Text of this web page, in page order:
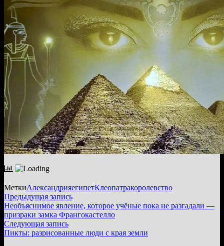
МеткиАлександрияегипетКлеопатракоролевство
Навигация
по
записям
Предыдущая записьПредыдущая
запись:
Необъяснимое явление, которое учёные пока не разгадали —
призраки замка Франгокастелло
Следующая записьСледующая
запись:
Пикты: разрисованные люди с края земли